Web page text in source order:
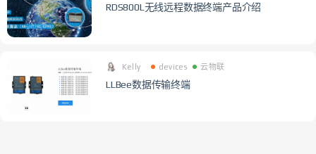
RDS800L无线远程数据终端产品介绍
Kelly devices 云物联
LLBee数据传输终端